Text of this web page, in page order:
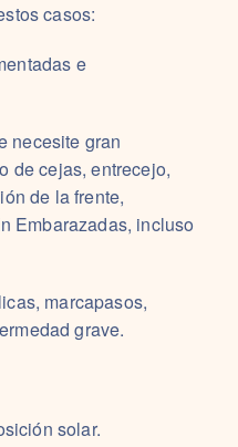
casos:
e
necesite gran
de cejas, entrecejo,
de la frente,
Embarazadas, incluso
marcapasos,
grave.
solar.